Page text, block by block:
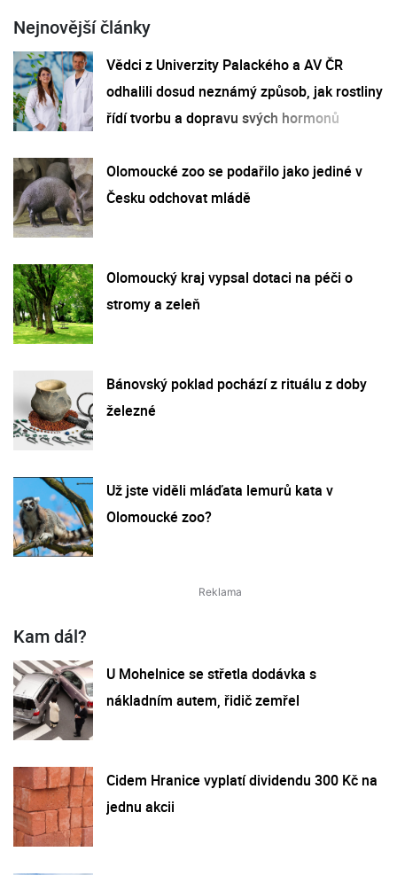
Nejnovější články
Vědci z Univerzity Palackého a AV ČR
odhalili dosud neznámý způsob, jak rostliny
řídí tvorbu a dopravu svých hormonů
Olomoucké zoo se podařilo jako jediné v
Česku odchovat mládě
Olomoucký kraj vypsal dotaci na péči o
stromy a zeleň
Bánovský poklad pochází z rituálu z doby
železné
Už jste viděli mláďata lemurů kata v
Olomoucké zoo?
Kam dál?
U Mohelnice se střetla dodávka s
nákladním autem, řidič zemřel
Cidem Hranice vyplatí dividendu 300 Kč na
jednu akcii